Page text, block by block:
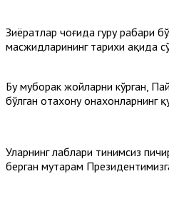
Зиёратлар чоғида гуруҳ
масжидларининг тарихи ҳақида
Бу муборак жойларни кўрган,
бўлган отахону онахонларнинг
Уларнинг лаблари тинимсиз
берган муҳтарам